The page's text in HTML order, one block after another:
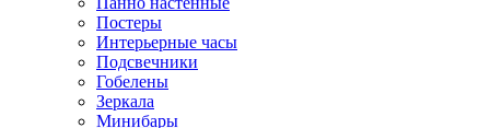
Постеры
Интерьерные часы
Подсвечники
Гобелены
Зеркала
Минибары